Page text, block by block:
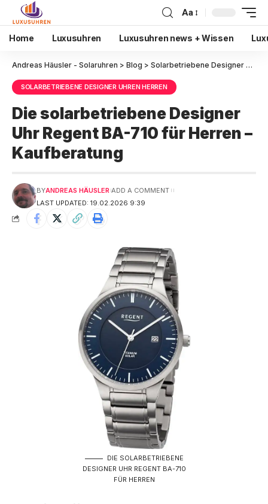
Aa
Home Luxusuhren Luxusuhren news + Wissen
Andreas Häusler - Solaruhren > Blog > Solarbetriebene Designer Uhren Herren
SOLARBETRIEBENE DESIGNER UHREN HERREN
Die solarbetriebene Designer
Uhr Regent BA-710 für Herren –
Kaufberatung
LAST UPDATED: 19.02.2026 9:39
BYANDREAS HÄUSLER ADD A COMMENT
DIE SOLARBETRIEBENE
DESIGNER UHR REGENT BA-710
FÜR HERREN